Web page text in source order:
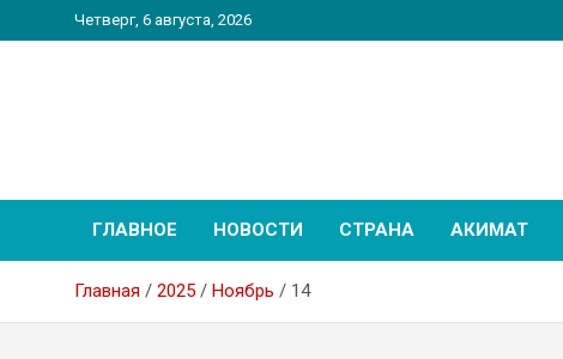
к
Четверг, 6 августа, 2026
ГЛАВНОЕ НОВОСТИ СТРАНА АКИМАТ
Главная 2025 Ноябрь 14